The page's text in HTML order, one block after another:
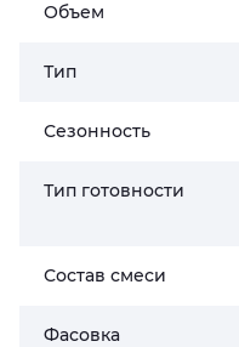
Объем
Тип
Сезонность
Тип готовности
Состав смеси
Фасовка